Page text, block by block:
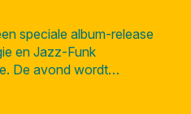
speciale album-release
en Jazz-Funk
De avond wordt